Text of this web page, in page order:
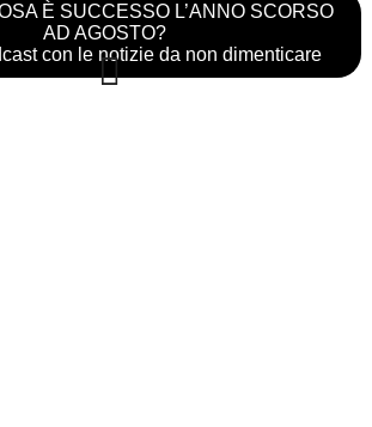
È SUCCESSO L’ANNO SCORSO
AD AGOSTO?
con le notizie da non dimenticare